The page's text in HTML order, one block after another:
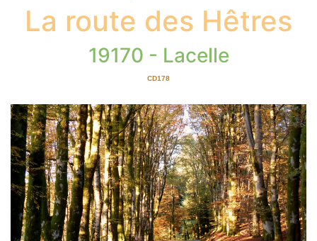
La route des Hêtres
19170 - Lacelle
CD178